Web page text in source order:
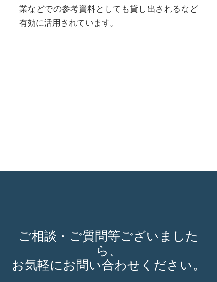
業などでの参考資料としても貸し出されるなど
有効に活用されています。
ご相談・ご質問等ございました
ら、
お気軽にお問い合わせください。